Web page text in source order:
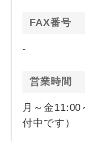
FAX番号
-
営業時間
月～金11:00
付中です）